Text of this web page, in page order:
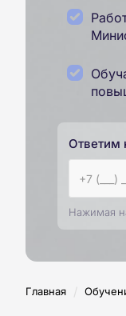
Ответим
Нажимая
Главная /